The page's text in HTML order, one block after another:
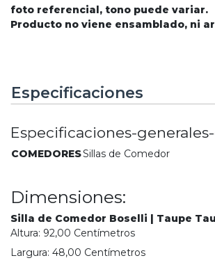
foto referencial, tono puede variar.
Producto no viene ensamblado, ni
Especificaciones
Especificaciones-
COMEDORESSillas de Comedor
Dimensiones:
Silla de Comedor Boselli | Taupe
Altura: 92,00 Centímetros
Largura: 48,00 Centímetros